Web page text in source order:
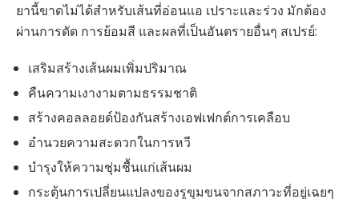
ยานี้ขาดไม่ได้สำหรับเส้นที่อ่อนแอ เปราะและร่วง มักต้อง
ผ่านการดัด การย้อมสี และผลที่เป็นอันตรายอื่นๆ สเปรย์:
เสริมสร้างเส้นผมเพิ่มปริมาณ
คืนความเงางามตามธรรมชาติ
สร้างคอลลอยด์ป้องกันสร้างเอฟเฟกต์การเคลือบ
อำนวยความสะดวกในการหวี
บำรุงให้ความชุ่มชื้นแก่เส้นผม
กระตุ้นการเปลี่ยนแปลงของรูขุมขนจากสภาวะที่อยู่เฉยๆ